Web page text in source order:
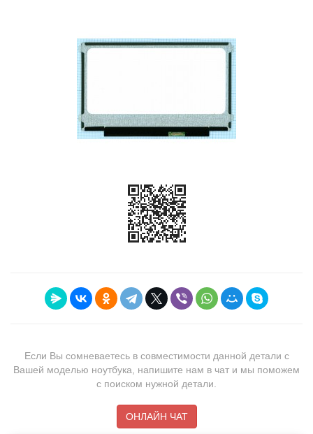
Если Вы сомневаетесь в совместимости данной детали с
Вашей моделью ноутбука, напишите нам в чат и мы поможем
с поиском нужной детали.
ОНЛАЙН ЧАТ